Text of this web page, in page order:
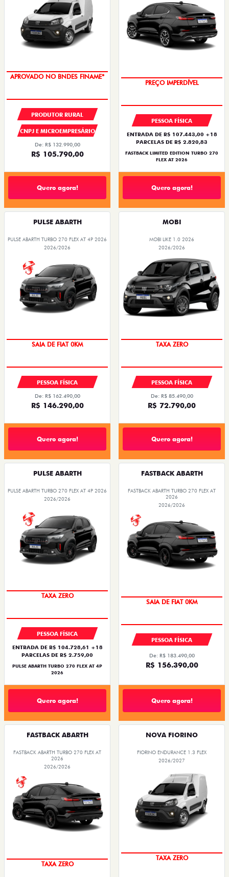
APROVADO NO BNDES FINAME*
PRODUTOR RURAL
CNPJ E MICROEMPRESÁRIO
De: R$ 132.990,00
R$ 105.790,00
Quero agora!
PREÇO IMPERDÍVEL
PESSOA FÍSICA
ENTRADA DE R$ 107.443,00 +18
PARCELAS DE R$ 2.820,83
FASTBACK LIMITED EDITION TURBO 270
FLEX AT 2026
Quero agora!
PULSE ABARTH
PULSE ABARTH TURBO 270 FLEX AT 4P 2026
2026/2026
SAIA DE FIAT 0KM
PESSOA FÍSICA
De: R$ 162.490,00
R$ 146.290,00
Quero agora!
MOBI
MOBI LIKE 1.0 2026
2026/2026
TAXA ZERO
PESSOA FÍSICA
De: R$ 85.490,00
R$ 72.790,00
Quero agora!
PULSE ABARTH
PULSE ABARTH TURBO 270 FLEX AT 4P 2026
2026/2026
TAXA ZERO
PESSOA FÍSICA
ENTRADA DE R$ 104.728,61 +18
PARCELAS DE R$ 2.759,00
PULSE ABARTH TURBO 270 FLEX AT 4P
2026
Quero agora!
FASTBACK ABARTH
FASTBACK ABARTH TURBO 270 FLEX AT
2026
2026/2026
SAIA DE FIAT 0KM
PESSOA FÍSICA
De: R$ 183.490,00
R$ 156.390,00
Quero agora!
FASTBACK ABARTH
FASTBACK ABARTH TURBO 270 FLEX AT
2026
2026/2026
TAXA ZERO
NOVA FIORINO
FIORINO ENDURANCE 1.3 FLEX
2026/2027
TAXA ZERO